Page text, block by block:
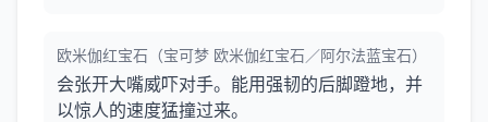
欧米伽红宝石（宝可梦 欧米伽红宝石／阿尔法蓝宝石）
会张开大嘴威吓对手。能用强韧的后脚蹬地，并
以惊人的速度猛撞过来。